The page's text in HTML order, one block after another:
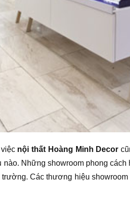
nội thất Hoàng Minh Decor
Những showroom phong
Các thương hiệu